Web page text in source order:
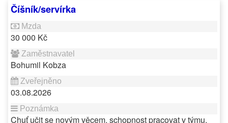
Číšník/servírka
30 000 Kč
Bohumil Kobza
03.08.2026
Chuť učit se novým věcem, schopnost pracovat v týmu,